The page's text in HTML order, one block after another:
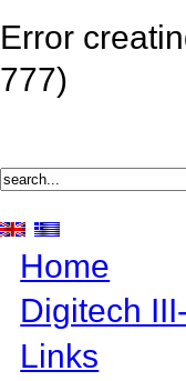
Error
777)
Home
Digitech
Links